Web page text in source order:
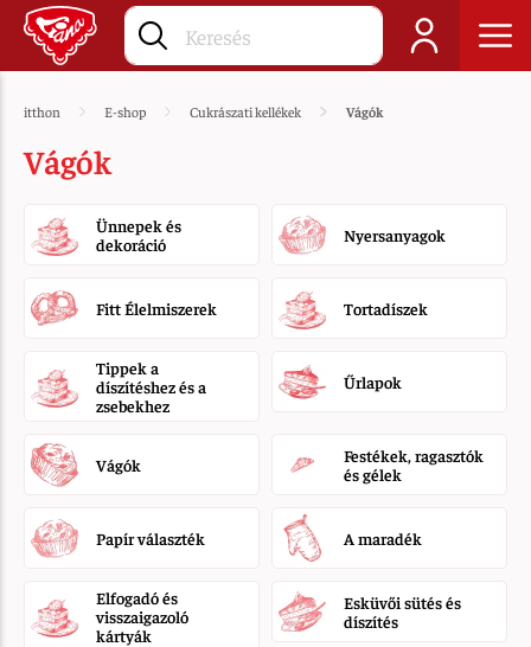
itthon E-shop Cukrászati kellékek Vágók
Vágók
Ünnepek és
dekoráció
Nyersanyagok
Fitt Élelmiszerek Tortadíszek
Tippek a
díszítéshez és a
zsebekhez
Űrlapok
Vágók
Festékek, ragasztók
és gélek
Papír választék A maradék
Elfogadó és
visszaigazoló
kártyák
Esküvői sütés és
díszítés